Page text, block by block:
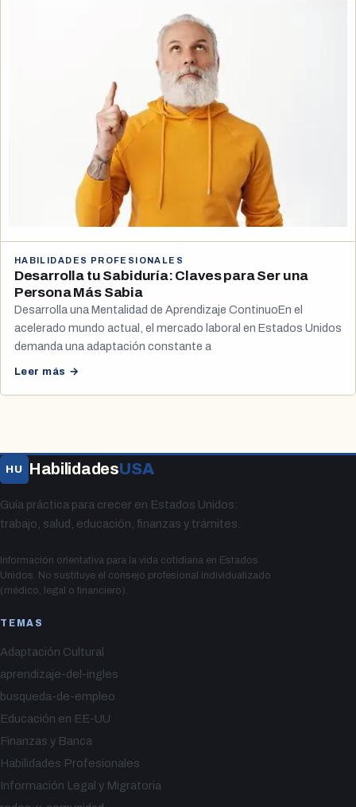
HABILIDADES PROFESIONALES
Desarrolla tu Sabiduría: Claves para Ser una
Persona Más Sabia
Desarrolla una Mentalidad de Aprendizaje ContinuoEn el
acelerado mundo actual, el mercado laboral en Estados Unidos
demanda una adaptación constante a
Leer más →
HU HabilidadesUSA
Guía práctica para crecer en Estados Unidos:
trabajo, salud, educación, finanzas y trámites.
Información orientativa para la vida cotidiana en Estados
Unidos. No sustituye el consejo profesional individualizado
(médico, legal o financiero).
TEMAS
Adaptación Cultural
aprendizaje-del-ingles
busqueda-de-empleo
Educación en EE-UU
Finanzas y Banca
Habilidades Profesionales
Información Legal y Migratoria